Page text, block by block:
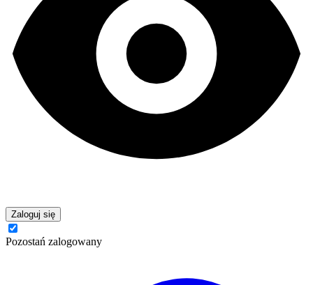
Zaloguj się
Pozostań zalogowany